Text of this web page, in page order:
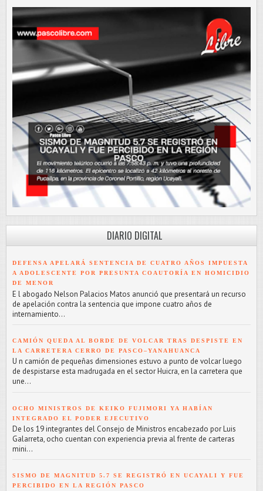
DIARIO DIGITAL
DEFENSA APELARÁ SENTENCIA DE CUATRO AÑOS IMPUESTA
A ADOLESCENTE POR PRESUNTA COAUTORÍA EN HOMICIDIO
DE MENOR
E l abogado Nelson Palacios Matos anunció que presentará un recurso
de apelación contra la sentencia que impone cuatro años de
internamiento...
CAMIÓN QUEDA AL BORDE DE VOLCAR TRAS DESPISTE EN
LA CARRETERA CERRO DE PASCO–YANAHUANCA
U n camión de pequeñas dimensiones estuvo a punto de volcar luego
de despistarse esta madrugada en el sector Huicra, en la carretera que
une...
OCHO MINISTROS DE KEIKO FUJIMORI YA HABÍAN
INTEGRADO EL PODER EJECUTIVO
De los 19 integrantes del Consejo de Ministros encabezado por Luis
Galarreta, ocho cuentan con experiencia previa al frente de carteras
mini...
SISMO DE MAGNITUD 5.7 SE REGISTRÓ EN UCAYALI Y FUE
PERCIBIDO EN LA REGIÓN PASCO